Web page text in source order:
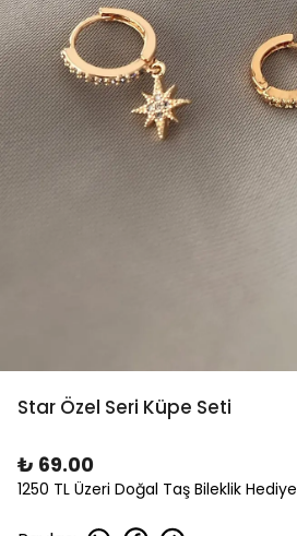
Star Özel Seri Küpe Seti
₺ 69.00
1250 TL Üzeri Doğal Taş Bileklik Hediye